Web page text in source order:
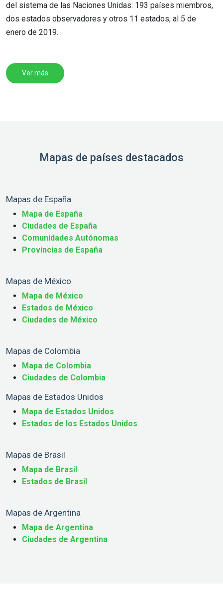
del sistema de las Naciones Unidas: 193 países miembros,
dos estados observadores y otros 11 estados, al 5 de
enero de 2019.
Ver más
Mapas de países destacados
Mapas de España
Mapa de España
Ciudades de España
Comunidades Autónomas
Provincias de España
Mapas de México
Mapa de México
Estados de México
Ciudades de México
Mapas de Colombia
Mapa de Colombia
Ciudades de Colombia
Mapas de Estados Unidos
Mapa de Estados Unidos
Estados de los Estados Unidos
Mapas de Brasil
Mapa de Brasil
Estados de Brasil
Mapas de Argentina
Mapa de Argentina
Ciudades de Argentina